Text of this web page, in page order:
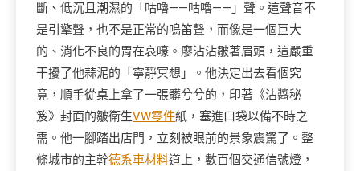
斷、低沉且潮濕的「咕嚕——咕嚕——」聲。這聲音不
是引擎聲，也不是正常的鳴笛聲，而像是一個巨大
的、消化不良的胃在哀嚎。廖沾沾皺著眉頭，這嚴重
干擾了他蒜泥的「寧靜冥想」。他決定出去看個究
竟，順手從桌上拿了一張髒兮兮的，印著《沾醬秘
笈》封面的皺衛生VW零件紙，塞進口袋以備不時之
需。他一腳踏出店門，立刻被眼前的景象震驚了。整
條城市的主幹德系車材料道上，數百個交通信號燈，